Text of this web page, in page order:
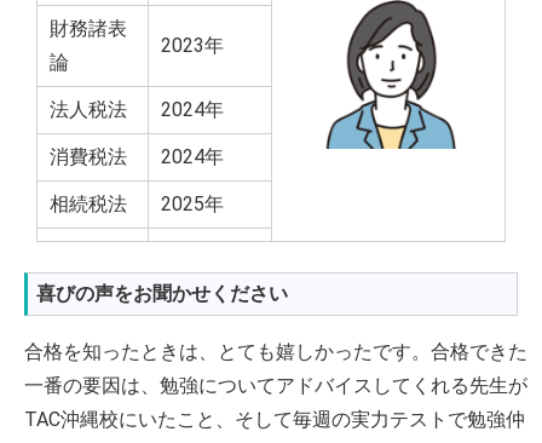
財務諸表
論
2023年
法人税法 2024年
消費税法 2024年
相続税法 2025年
喜びの声をお聞かせください
合格を知ったときは、とても嬉しかったです。合格できた
一番の要因は、勉強についてアドバイスしてくれる先生が
TAC沖縄校にいたこと、そして毎週の実力テストで勉強仲